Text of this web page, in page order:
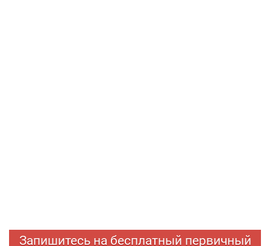
Запишитесь на бесплатный первичный